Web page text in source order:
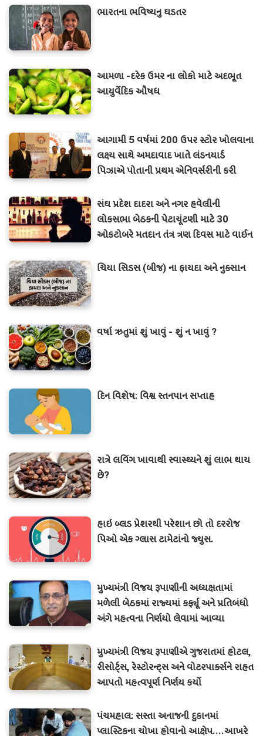
ભારતના ભવિષ્યનુ ઘડતર
આમળા -દરેક ઉમર ના લોકો માટે અદભૂત
આયુર્વેદિક ઔષધ
આગામી 5 વર્ષમાં 200 ઉપર સ્ટોર ખોલવાના
લક્ષ્ય સાથે અમદાવાદ ખાતે લંડનયાર્ડ
પિઝાએ પોતાની પ્રથમ એનિવર્સરીની કરી
સંઘ પ્રદેશ દાદરા અને નગર હવેલીની
લોકસભા બેઠકની પેટાચૂંટણી માટે 30
ઓકટોબરે મતદાન તંત્ર ત્રણ દિવસ માટે વાઈન
ચિયા સિડસ (બીજ) ના ફાયદા અને નુક્સાન
વર્ષા ઋતુમાં શું ખાવું - શું ન ખાવું ?
દિન વિશેષ: વિશ્વ સ્તનપાન સપ્તાહ
રાત્રે લવિંગ ખાવાથી સ્વાસ્થ્યને શું લાભ થાય
છે?
હાઇ બ્લડ પ્રેશરથી પરેશાન છો તો દરરોજ
પિઓ એક ગ્લાસ ટામેટાંનો જ્યુસ.
મુખ્યમંત્રી વિજય રૂપાણીની અધ્યક્ષતામાં
મળેલી બેઠકમાં રાજ્યમાં કર્ફ્યૂ અને પ્રતિબંધો
અંગે મહત્વના નિર્ણયો લેવામાં આવ્યા
મુખ્યમંત્રી વિજય રૂપાણીએ ગુજરાતમાં હોટલ,
રીસોર્ટ્સ, રેસ્ટોરન્ટ્સ અને વોટરપાર્ક્સને રાહત
આપતો મહત્વપૂર્ણ નિર્ણય કર્યો
પંચમહાલ: સસ્તા અનાજની દુકાનમાં
પ્લાસ્ટિકના ચોખા હોવાનો આક્ષેપ....આખરે